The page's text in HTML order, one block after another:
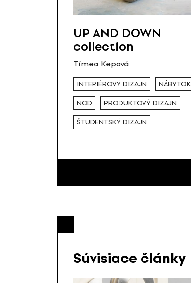
UP AND DOWN
collection
Tímea Kepová
INTERIÉROVÝ DIZAJN NÁBYTOK
NCD PRODUKTOVÝ DIZAJN
ŠTUDENTSKÝ DIZAJN
Súvisiace články